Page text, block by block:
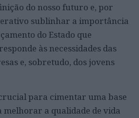
do nosso futuro e, por
sublinhar a importância
do Estado que
às necessidades das
e, sobretudo, dos jovens
para cimentar uma base
melhorar a qualidade de vida